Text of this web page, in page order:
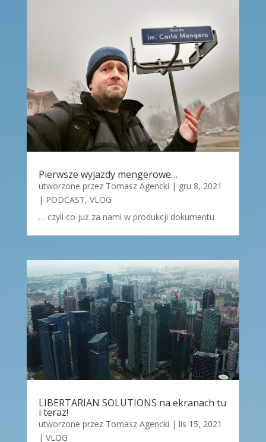
Pierwsze wyjazdy mengerowe…
utworzone przez Tomasz Agencki | gru 8, 2021
| PODCAST, VLOG
… czyli co już za nami w produkcji dokumentu
LIBERTARIAN SOLUTIONS na ekranach tu
i teraz!
utworzone przez Tomasz Agencki | lis 15, 2021
| VLOG